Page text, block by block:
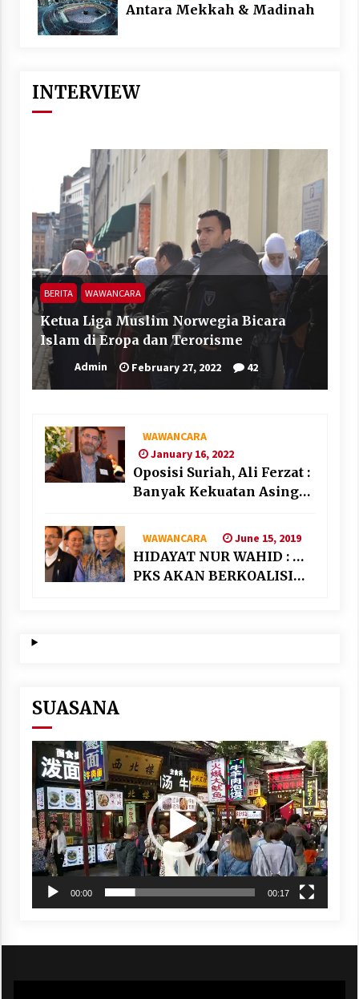
Antara Mekkah & Madinah
INTERVIEW
BERITA WAWANCARA
Ketua Liga Muslim Norwegia Bicara
Islam di Eropa dan Terorisme
Admin February 27, 2022 42
WAWANCARA
January 16, 2022
Oposisi Suriah, Ali Ferzat :
Banyak Kekuatan Asing
WAWANCARA June 15, 2019
HIDAYAT NUR WAHID : …
PKS AKAN BERKOALISI
SUASANA
Video
Player
00:00 00:17